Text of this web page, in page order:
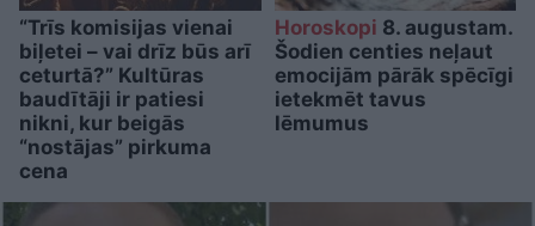
“Trīs komisijas vienai
biļetei – vai drīz būs arī
ceturtā?” Kultūras
baudītāji ir patiesi
nikni, kur beigās
“nostājas” pirkuma
cena
Horoskopi 8. augustam.
Šodien centies neļaut
emocijām pārāk spēcīgi
ietekmēt tavus
lēmumus